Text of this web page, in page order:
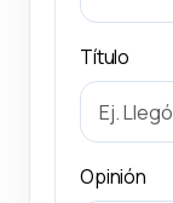
Título
Opinión